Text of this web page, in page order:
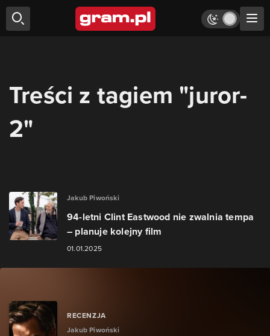
Treści z tagiem "juror-
2"
Jakub Piwoński
94-letni Clint Eastwood nie zwalnia tempa
– planuje kolejny film
01.01.2025
RECENZJA
Jakub Piwoński